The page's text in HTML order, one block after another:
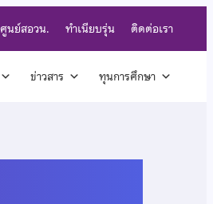
ศูนย์สอวน. ทำเนียบรุ่น ติดต่อเรา
ข่าวสาร ทุนการศึกษา